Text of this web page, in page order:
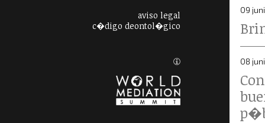
aviso legal
c�digo deontol�gico
09
08